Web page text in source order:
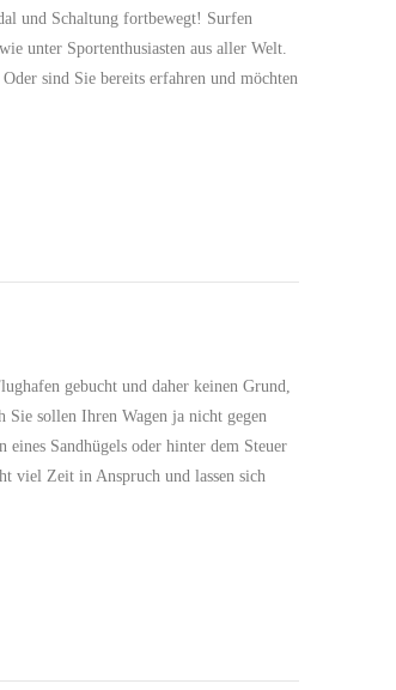
und Schaltung fortbewegt! Surfen
unter Sportenthusiasten aus aller Welt.
sind Sie bereits erfahren und möchten
gebucht und daher keinen Grund,
sollen Ihren Wagen ja nicht gegen
Sandhügels oder hinter dem Steuer
viel Zeit in Anspruch und lassen sich